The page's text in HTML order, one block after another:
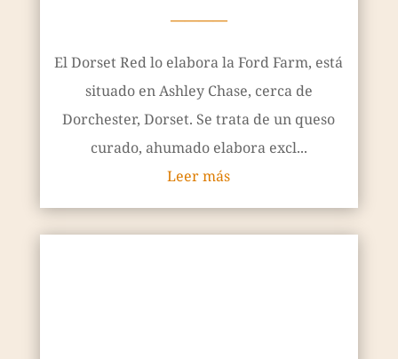
————
El Dorset Red lo elabora la Ford Farm, está
situado en Ashley Chase, cerca de
Dorchester, Dorset. Se trata de un queso
curado, ahumado elabora excl...
Leer más